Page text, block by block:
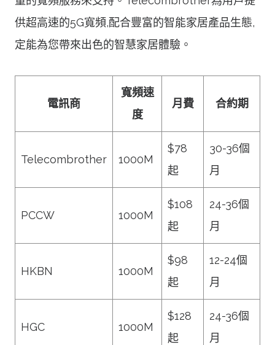
供超高速的5G寬頻,配合豐富的智能家居產品生態,
定能為您帶來出色的智慧家居體驗。
電訊商
寬頻速
度
月費 合約期
Telecombrother 1000M
$78
起
30-36個
月
PCCW 1000M
$108
起
24-36個
月
HKBN 1000M
$98
起
12-24個
月
HGC 1000M
$128
起
24-36個
月